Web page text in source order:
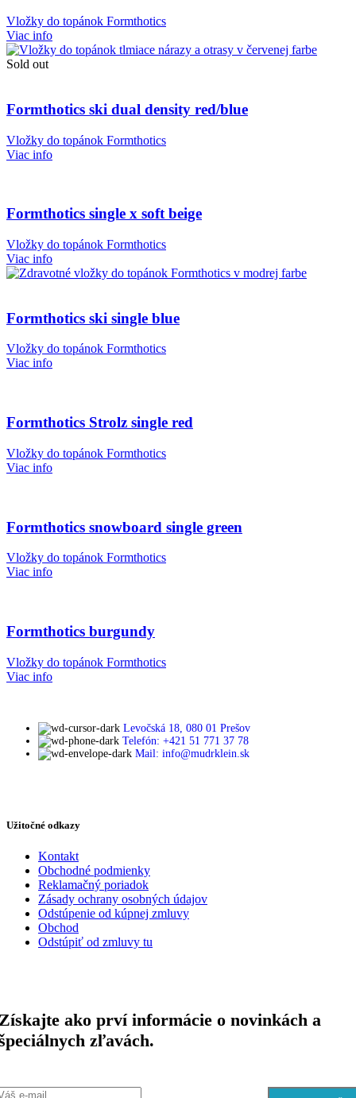
Vložky do topánok Formthotics
Viac info
Sold out
Formthotics ski dual density red/blue
Vložky do topánok Formthotics
Viac info
Formthotics single x soft beige
Vložky do topánok Formthotics
Viac info
Formthotics ski single blue
Vložky do topánok Formthotics
Viac info
Formthotics Strolz single red
Vložky do topánok Formthotics
Viac info
Formthotics snowboard single green
Vložky do topánok Formthotics
Viac info
Formthotics burgundy
Vložky do topánok Formthotics
Viac info
Levočská 18, 080 01 Prešov
Telefón: +421 51 771 37 78
Mail: info@mudrklein.sk
Užitočné odkazy
Kontakt
Obchodné podmienky
Reklamačný poriadok
Zásady ochrany osobných údajov
Odstúpenie od kúpnej zmluvy
Obchod
Odstúpiť od zmluvy tu
ako prví informácie o novinkách a
zľavách.